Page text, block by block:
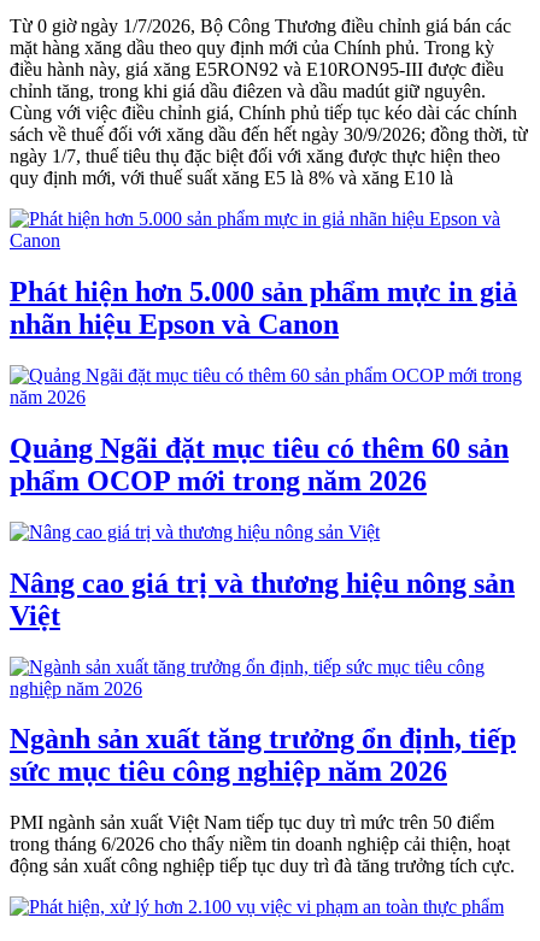
Từ 0 giờ ngày 1/7/2026, Bộ Công Thương điều chỉnh giá bán các
mặt hàng xăng dầu theo quy định mới của Chính phủ. Trong kỳ
điều hành này, giá xăng E5RON92 và E10RON95-III được điều
chỉnh tăng, trong khi giá dầu điêzen và dầu madút giữ nguyên.
Cùng với việc điều chỉnh giá, Chính phủ tiếp tục kéo dài các chính
sách về thuế đối với xăng dầu đến hết ngày 30/9/2026; đồng thời, từ
ngày 1/7, thuế tiêu thụ đặc biệt đối với xăng được thực hiện theo
quy định mới, với thuế suất xăng E5 là 8% và xăng E10 là
Phát hiện hơn 5.000 sản phẩm mực in giả
nhãn hiệu Epson và Canon
Quảng Ngãi đặt mục tiêu có thêm 60 sản
phẩm OCOP mới trong năm 2026
Nâng cao giá trị và thương hiệu nông sản
Việt
Ngành sản xuất tăng trưởng ổn định, tiếp
sức mục tiêu công nghiệp năm 2026
PMI ngành sản xuất Việt Nam tiếp tục duy trì mức trên 50 điểm
trong tháng 6/2026 cho thấy niềm tin doanh nghiệp cải thiện, hoạt
động sản xuất công nghiệp tiếp tục duy trì đà tăng trưởng tích cực.